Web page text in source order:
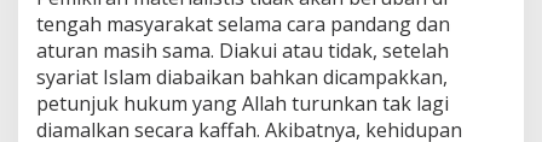
tengah masyarakat selama cara pandang dan
aturan masih sama. Diakui atau tidak, setelah
syariat Islam diabaikan bahkan dicampakkan,
petunjuk hukum yang Allah turunkan tak lagi
diamalkan secara kaffah. Akibatnya, kehidupan